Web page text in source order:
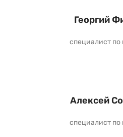
Георгий
специалист
Алексей
специалист